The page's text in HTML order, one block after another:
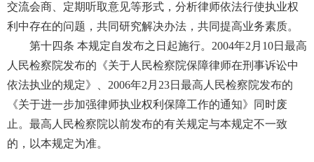
交流会商、定期听取意见等形式，分析律师依法行使执业权
利中存在的问题，共同研究解决办法，共同提高业务素质。
第十四条 本规定自发布之日起施行。2004年2月10日最高
人民检察院发布的《关于人民检察院保障律师在刑事诉讼中
依法执业的规定》、2006年2月23日最高人民检察院发布的
《关于进一步加强律师执业权利保障工作的通知》同时废
止。最高人民检察院以前发布的有关规定与本规定不一致
的，以本规定为准。